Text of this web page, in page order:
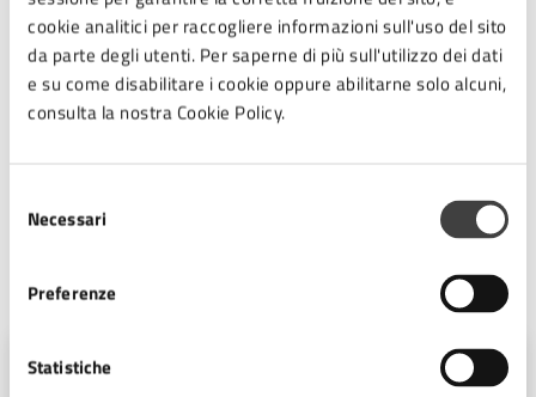
cookie analitici per raccogliere informazioni sull'uso del sito
da parte degli utenti. Per saperne di più sull'utilizzo dei dati
e su come disabilitare i cookie oppure abilitarne solo alcuni,
consulta la nostra Cookie Policy.
delNecessari
Preferenze
Statistiche
Programma 7 febbraio .pdf
A cura di
Ufficio Comunicazione e